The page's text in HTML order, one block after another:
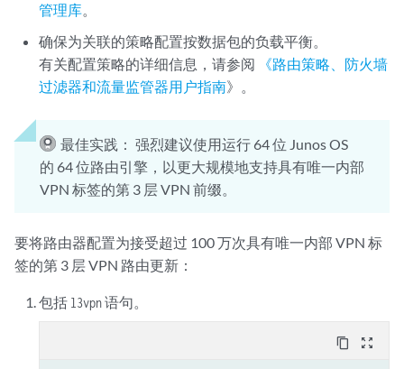
管理库。
确保为关联的策略配置按数据包的负载平衡。
有关配置策略的详细信息，请参阅
《路由策略、防火墙
过滤器和流量监管器用户指南》。
最佳实践： 强烈建议使用运行 64 位 Junos OS
的 64 位路由引擎，以更大规模地支持具有唯一内部
VPN 标签的第 3 层 VPN 前缀。
要将路由器配置为接受超过 100 万次具有唯一内部 VPN 标
签的第 3 层 VPN 路由更新：
包括 l3vpn语句。
content_copy zoom_out_map